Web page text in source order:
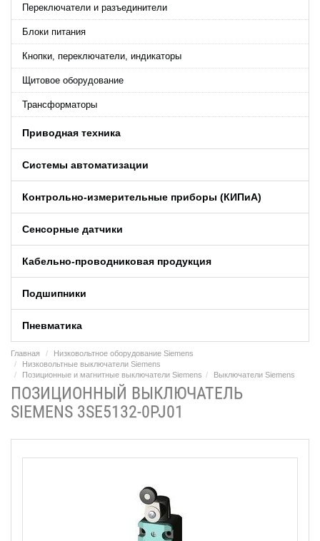
Переключатели и разъединители
Блоки питания
Кнопки, переключатели, индикаторы
Щитовое оборудование
Трансформаторы
Приводная техника
Системы автоматизации
Контрольно-измерительные приборы (КИПиA)
Сенсорные датчики
Кабельно-проводниковая продукция
Подшипники
Пневматика
Главная
Низковольтное оборудование Siemens
Низковольтные выключатели Siemens
Позиционные и магнитные выключатели Siemens
Выключатели Siemens
ПОЗИЦИОННЫЙ ВЫКЛЮЧАТЕЛЬ
SIEMENS 3SE5132-0PJ01